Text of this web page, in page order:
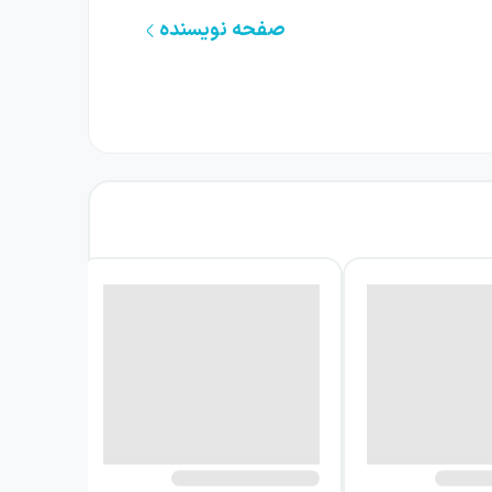
در تجربه شخصیت‌ها با هویت، باور و احساس
جا مانده باشد، تغییر شکل داده باشد یا
آن‌ها و احساس خواننده چندان زیاد نیست.
صفحه نویسنده